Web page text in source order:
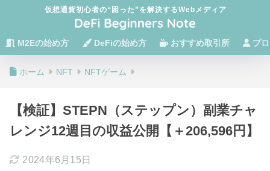
仮想通貨初心者の“困った”を解決するWebメディア
M2Eの始め方 DeFiの始め方 おすすめ取引所 プ
ホーム NFT NFTゲーム
【検証】STEPN（ステップン）副業チャ
レンジ12週目の収益公開【＋206,596円】
2024年6月15日